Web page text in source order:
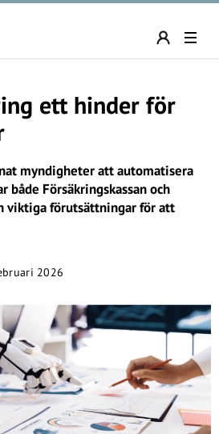
ett hinder för
myndigheter att automatisera
både Försäkringskassan och
viktiga förutsättningar för att
2026